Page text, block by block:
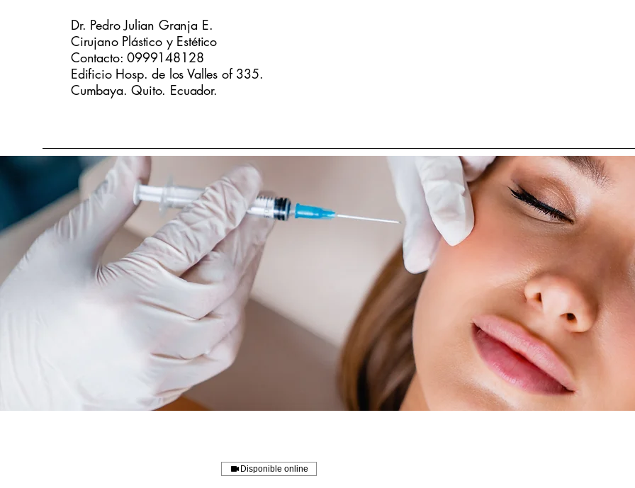
Dr. Pedro Julian Granja E.
Cirujano Plástico y Estético
Contacto: 0999148128
Edificio Hosp. de los Valles of 335.
Cumbaya. Quito. Ecuador.
Disponible online